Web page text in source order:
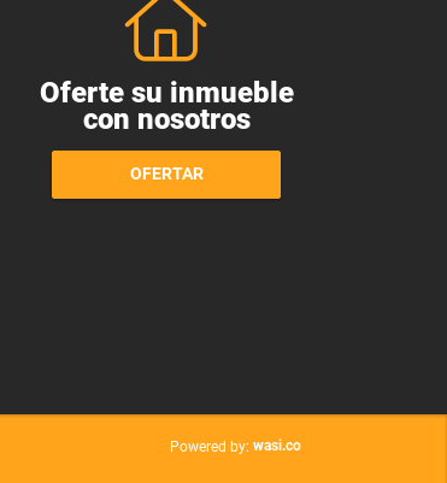
Oferte su inmueble
con nosotros
OFERTAR
Powered by: wasi.co